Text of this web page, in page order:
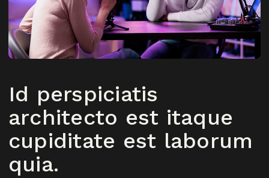
Id perspiciatis
architecto est itaque
cupiditate est laborum
quia.